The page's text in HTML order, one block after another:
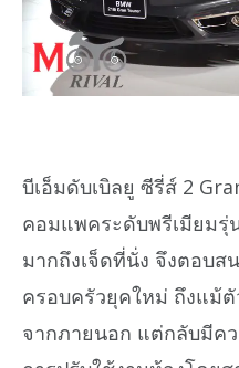
บีเอ็มดับเบิลยู ซีรี่ส์ 2
คอมแพคระดับพรีเมียมรุ่
มากถึงเจ็ดที่นั่ง จึงตอบส
ครอบครัวยุคใหม่ ถึงแม้
จากภายนอก แต่กลับมีค